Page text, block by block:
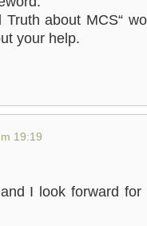
Truth about MCS“
your help.
19:19
I look forward for